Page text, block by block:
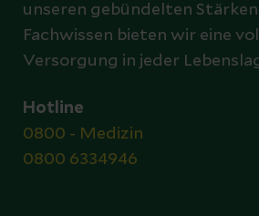
unseren gebündelten
Fachwissen bieten wir eine
Versorgung in jeder
Hotline
0800 - Medizin
0800 6334946